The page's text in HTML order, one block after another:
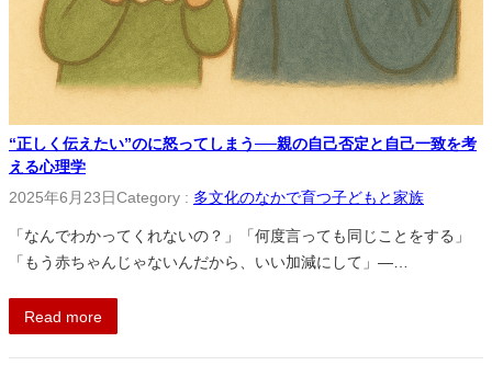
“正しく伝えたい”のに怒ってしまう──親の自己否定と自己一致を考
える心理学
2025年6月23日Category : 多文化のなかで育つ子どもと家族
「なんでわかってくれないの？」「何度言っても同じことをする」
「もう赤ちゃんじゃないんだから、いい加減にして」―…
Read more